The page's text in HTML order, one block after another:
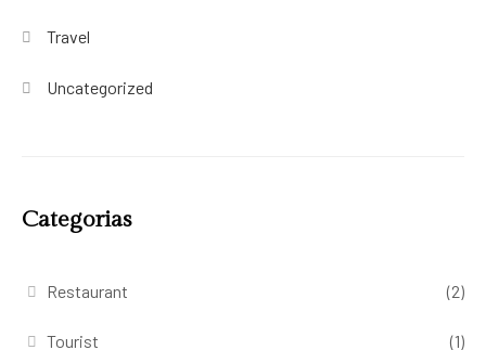
Travel
Uncategorized
Categorias
Restaurant (2)
Tourist (1)